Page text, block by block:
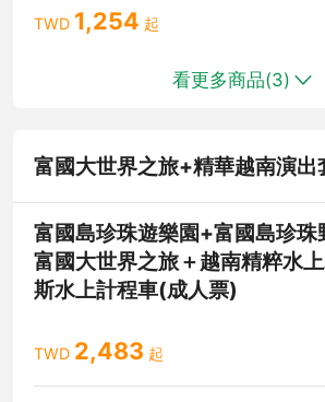
TWD 1,254 起
看更多商品(3)
富國大世界之旅+精華越南演出
富國島珍珠遊樂園+富國島珍珠
富國大世界之旅＋越南精粹水
斯水上計程車(成人票)
TWD 2,483 起